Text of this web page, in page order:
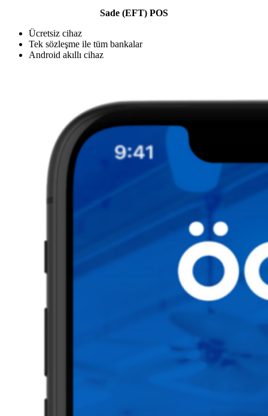
Sade (EFT) POS
Ücretsiz cihaz
Tek sözleşme ile tüm bankalar
Android akıllı cihaz